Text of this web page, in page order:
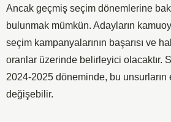
Ancak geçmiş seçim dönemlerine
bulunmak mümkün. Adayların
seçim kampanyalarının başarısı ve
oranlar üzerinde belirleyici olacaktır.
2024-2025 döneminde, bu
değişebilir.